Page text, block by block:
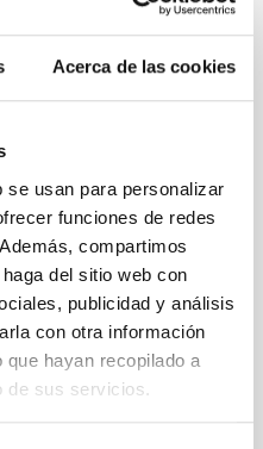
Acerca de las cookies
usan para personalizar
funciones de redes
compartimos
del sitio web con
publicidad y análisis
con otra información
hayan recopilado a
de sus servicios.